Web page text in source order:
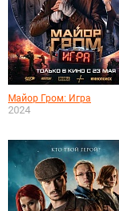
Майор Гром: Игра
2024